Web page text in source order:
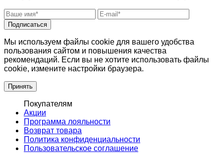
Подписаться
Мы используем файлы cookie для вашего удобства
пользования сайтом и повышения качества
рекомендаций. Если вы не хотите использовать файлы
cookie, измените настройки браузера.
Принять
Покупателям
Акции
Программа лояльности
Возврат товара
Политика конфиденциальности
Пользовательское соглашение